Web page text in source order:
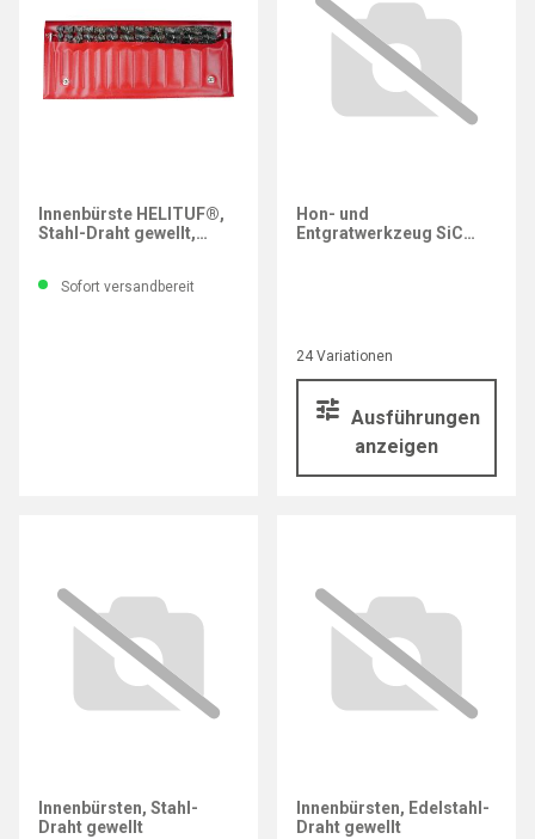
Innenbürste HELITUF®,
Stahl-Draht gewellt,
Sofort versandbereit
24 Variationen
Ausführungen
anzeigen
Hon- und
Entgratwerkzeug SiC
Innenbürsten, Stahl-
Draht gewellt
Innenbürsten, Edelstahl-
Draht gewellt